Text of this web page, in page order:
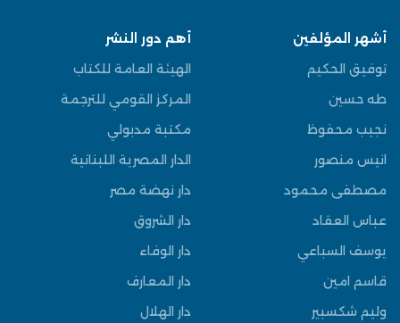
أشهر المؤلفين
توفيق الحكيم
طه حسين
نجيب محفوظ
انيس منصور
مصطفى محمود
عباس العقاد
يوسف السباعي
قاسم امين
وليم شكسبير
أهم دور النشر
الهيئة العامة للكتاب
المركز القومي للترجمة
مكتبة مدبولي
الدار المصرية اللبنانية
دار نهضة مصر
دار الشروق
دار الوفاء
دار المعارف
دار الهلال